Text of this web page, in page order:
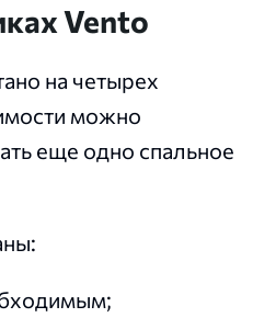
Vento
на четырех
можно
еще одно спальное